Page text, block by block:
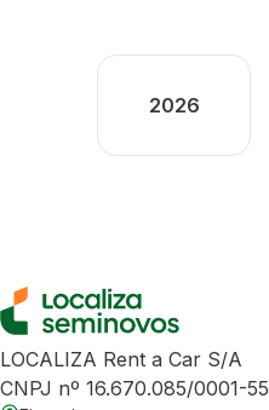
2026
LOCALIZA Rent a Car S/A
CNPJ nº 16.670.085/0001-55